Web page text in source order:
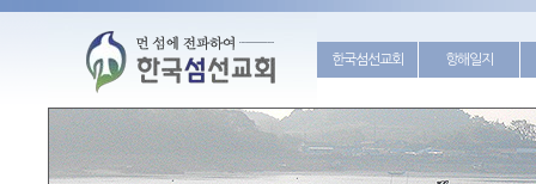
한국섬선교회 항해일지